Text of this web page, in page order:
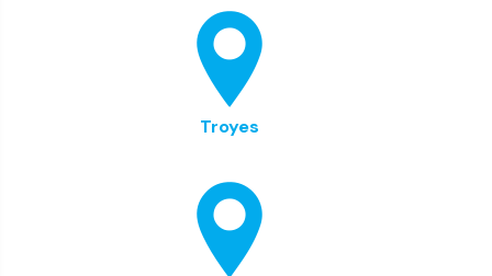
Troyes